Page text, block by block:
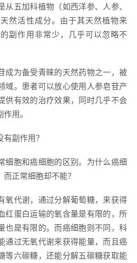
五加科植物（如西洋参、人参、
然活性成分。由于其天然植物来
副作用非常少，几乎可以忽略不
成为备受青睐的天然药物之一，被
域。患者可以放心使用人参皂苷产
供有效的治疗效果，同时几乎不会
用。
副作用？
细胞和癌细胞的区别。为什么癌细
正常细胞却不能？
氧代谢，通过分解葡萄糖，来获得
红蛋白运输的氧含量是有限的，所
也是有限的。而癌细胞则不同，科
通过无氧代谢来获得能量，而且癌
等六碳糖，还能分解五碳糖获取能